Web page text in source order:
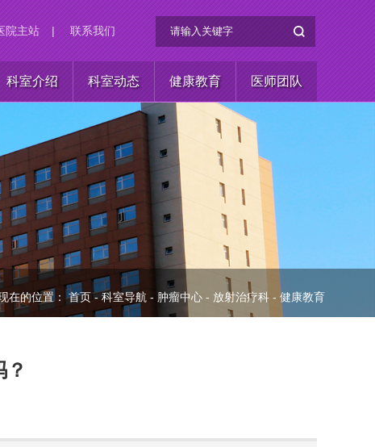
院主站 | 联系我们
科室介绍 科室动态 健康教育 医师团队
在的位置：首页-科室导航 - 肿瘤中心 - 放射治疗科 - 健康教育